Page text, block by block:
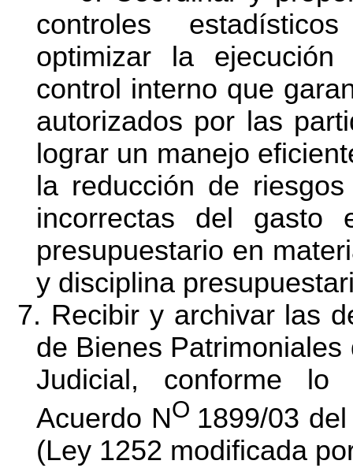
controles
optimizar la ejecución
control interno que
autorizados por las
lograr un manejo
la reducción de
incorrectas del
presupuestario en
y disciplina
7. Recibir y archivar las
de Bienes
Judicial, conforme lo
Acuerdo NO 1899/03
(Ley 1252 modificada